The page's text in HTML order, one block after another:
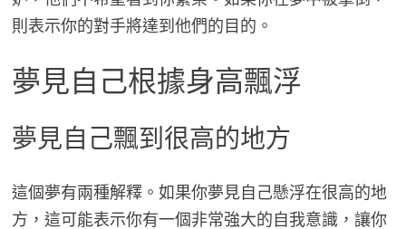
則表示你的對手將達到他們的目的。
夢見自己根據身高飄浮
夢見自己飄到很高的地方
這個夢有兩種解釋。如果你夢見自己懸浮在很高的地
方，這可能表示你有一個非常強大的自我意識，讓你